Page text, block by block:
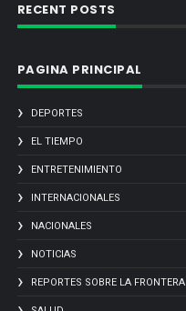
RECENT POSTS
PAGINA PRINCIPAL
DEPORTES
EL TIEMPO
ENTRETENIMIENTO
INTERNACIONALES
NACIONALES
NOTICIAS
REPORTES SOBRE LA FRONTERA